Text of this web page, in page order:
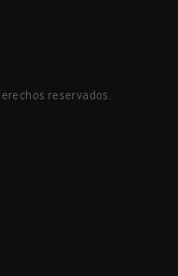
reservados.